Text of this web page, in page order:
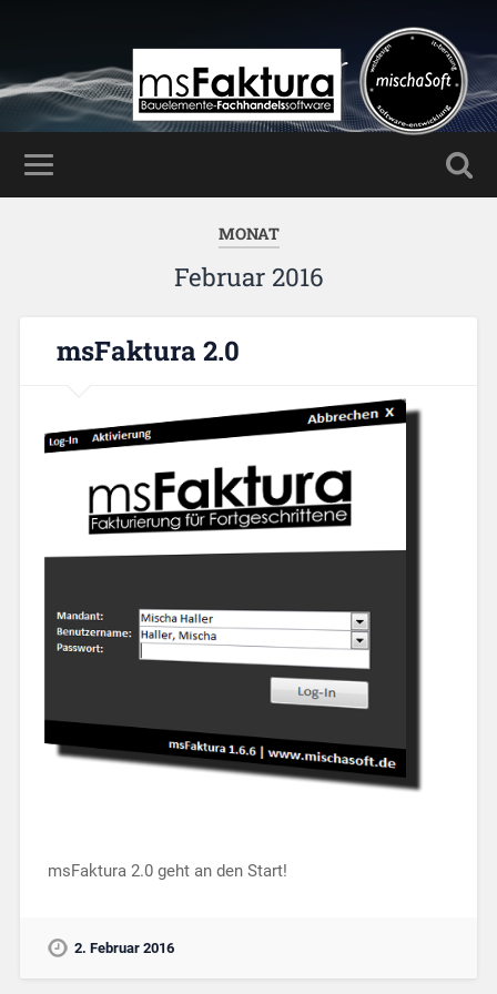
Mischa Haller
MONAT
Februar 2016
msFaktura 2.0
msFaktura 2.0 geht an den Start!
2. Februar 2016